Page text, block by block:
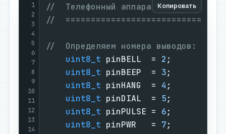
Копировать
1
2
3
4
5
6
7
8
9
10
11
12
13
14
//  Телефонный аппарат с импульсным
//
//  Определяем номера
uint8_t pinBELL  = 2
uint8_t pinBEEP  = 3
uint8_t pinHANG  = 4
uint8_t pinDIAL  = 5
uint8_t pinPULSE = 6
uint8_t pinPWR   = 7